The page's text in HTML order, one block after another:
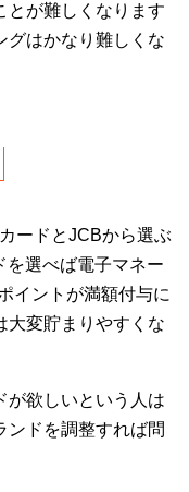
とが難しくなります
グはかなり難しくな
ードとJCBから選ぶ
を選べば電子マネー
イントが満額付与に
大変貯まりやすくな
が欲しいという人は
ンドを調整すれば問